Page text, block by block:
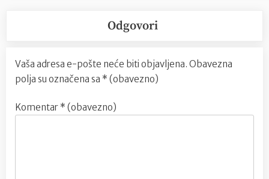
Odgovori
Vaša adresa e-pošte neće biti objavljena. Obavezna
polja su označena sa * (obavezno)
Komentar * (obavezno)